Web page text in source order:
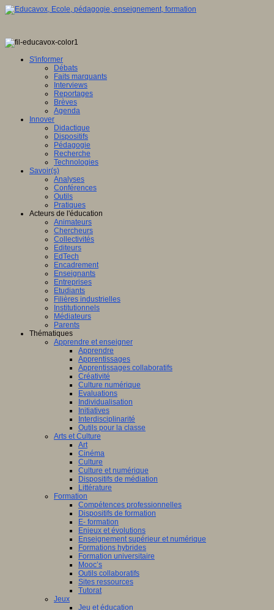
S'informer
Débats
Faits marquants
Interviews
Reportages
Brèves
Agenda
Innover
Didactique
Dispositifs
Pédagogie
Recherche
Technologies
Savoir(s)
Analyses
Conférences
Outils
Pratiques
Acteurs de l'éducation
Animateurs
Chercheurs
Collectivités
Editeurs
EdTech
Encadrement
Enseignants
Entreprises
Etudiants
Filières industrielles
Institutionnels
Médiateurs
Parents
Thématiques
Apprendre et enseigner
Apprendre
Apprentissages
Apprentissages collaboratifs
Créativité
Culture numérique
Evaluations
Individualisation
Initiatives
Interdisciplinarité
Outils pour la classe
Arts et Culture
Art
Cinéma
Culture
Culture et numérique
Dispositifs de médiation
Littérature
Formation
Compétences professionnelles
Dispositifs de formation
E- formation
Enjeux et évolutions
Enseignement supérieur et numérique
Formations hybrides
Formation universitaire
Mooc’s
Outils collaboratifs
Sites ressources
Tutorat
Jeux
Jeu et éducation